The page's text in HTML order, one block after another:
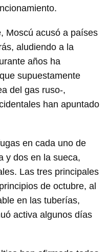
Moscú acusó a países
aludiendo a la
años ha
supuestamente
del gas ruso-,
han apuntado
en cada uno de
y dos en la sueca,
Las tres principales
de octubre, al
en las tuberías,
activa algunos días